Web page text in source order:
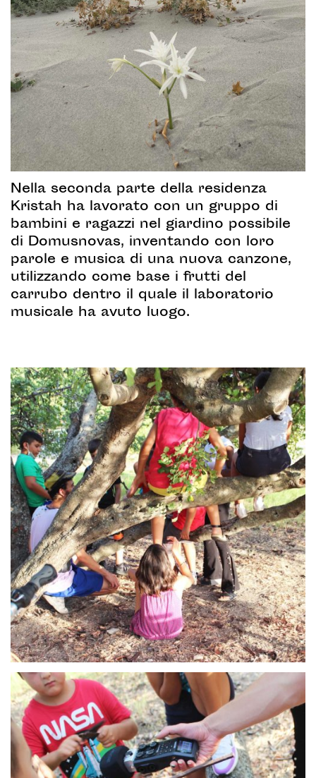
Nella seconda parte della residenza
Kristah ha lavorato con un gruppo di
bambini e ragazzi nel giardino possibile
di Domusnovas, inventando con loro
parole e musica di una nuova canzone,
utilizzando come base i frutti del
carrubo dentro il quale il laboratorio
musicale ha avuto luogo.